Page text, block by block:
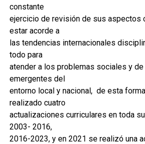
constante
ejercicio de revisión de sus aspectos
estar acorde a
las tendencias internacionales
todo para
atender a los problemas sociales y
emergentes del
entorno local y nacional, de esta
realizado cuatro
actualizaciones curriculares en toda
2003- 2016,
2016-2023, y en 2021 se realizó una